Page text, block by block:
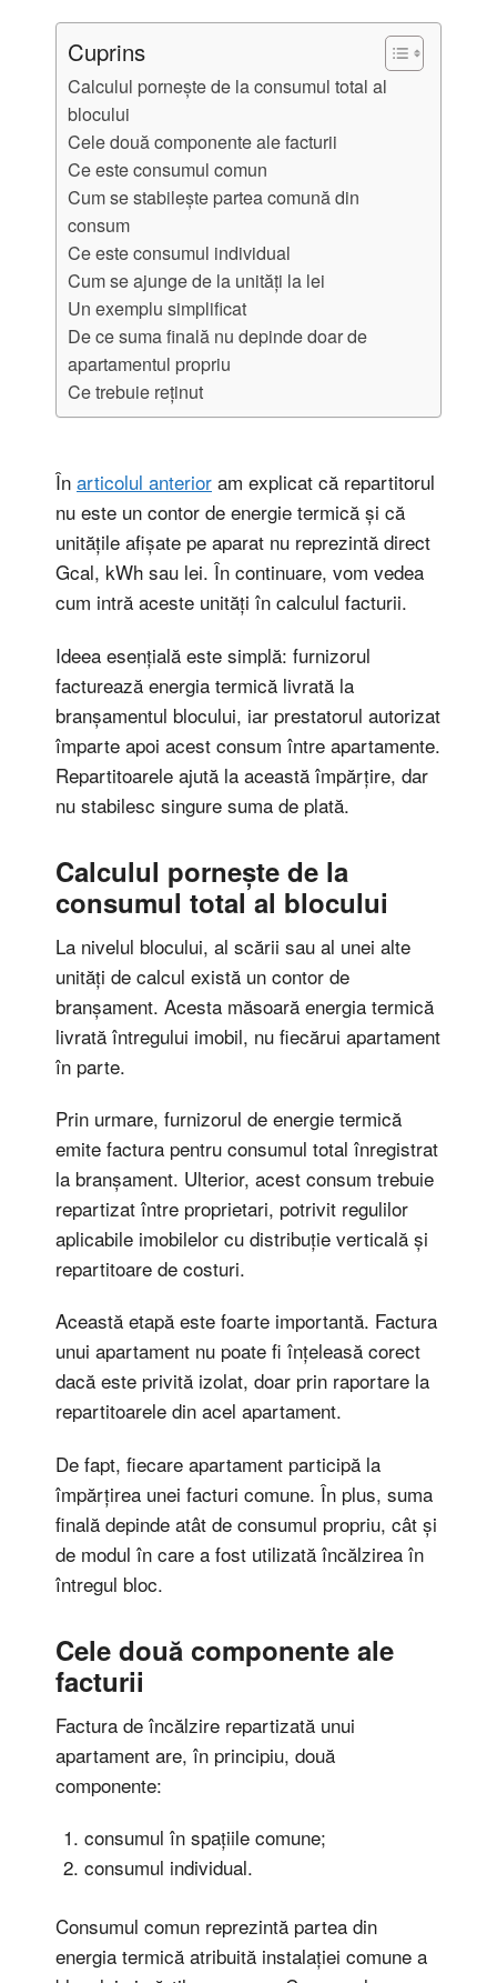
Cuprins
Calculul pornește de la consumul total al
blocului
Cele două componente ale facturii
Ce este consumul comun
Cum se stabilește partea comună din
consum
Ce este consumul individual
Cum se ajunge de la unități la lei
Un exemplu simplificat
De ce suma finală nu depinde doar de
apartamentul propriu
Ce trebuie reținut
În articolul anterior am explicat că repartitorul
nu este un contor de energie termică și că
unitățile afișate pe aparat nu reprezintă direct
Gcal, kWh sau lei. În continuare, vom vedea
cum intră aceste unități în calculul facturii.
Ideea esențială este simplă: furnizorul
facturează energia termică livrată la
branșamentul blocului, iar prestatorul autorizat
împarte apoi acest consum între apartamente.
Repartitoarele ajută la această împărțire, dar
nu stabilesc singure suma de plată.
Calculul pornește de la
consumul total al blocului
La nivelul blocului, al scării sau al unei alte
unități de calcul există un contor de
branșament. Acesta măsoară energia termică
livrată întregului imobil, nu fiecărui apartament
în parte.
Prin urmare, furnizorul de energie termică
emite factura pentru consumul total înregistrat
la branșament. Ulterior, acest consum trebuie
repartizat între proprietari, potrivit regulilor
aplicabile imobilelor cu distribuție verticală și
repartitoare de costuri.
Această etapă este foarte importantă. Factura
unui apartament nu poate fi înțeleasă corect
dacă este privită izolat, doar prin raportare la
repartitoarele din acel apartament.
De fapt, fiecare apartament participă la
împărțirea unei facturi comune. În plus, suma
finală depinde atât de consumul propriu, cât și
de modul în care a fost utilizată încălzirea în
întregul bloc.
Cele două componente ale
facturii
Factura de încălzire repartizată unui
apartament are, în principiu, două
componente:
consumul în spațiile comune;
consumul individual.
Consumul comun reprezintă partea din
energia termică atribuită instalației comune a